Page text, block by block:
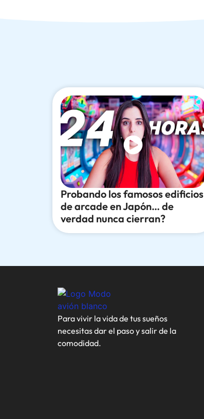
Probando los famosos edificios
de arcade en Japón… de
verdad nunca cierran?
Para vivir la vida de tus sueños
necesitas dar el paso y salir de la
comodidad.